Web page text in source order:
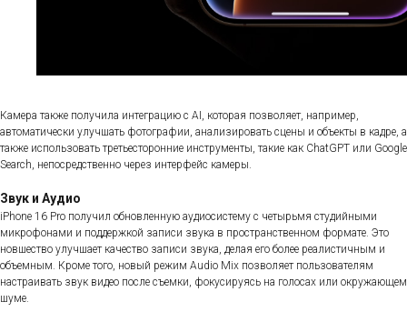
Камера также получила интеграцию с AI, которая позволяет, например,
автоматически улучшать фотографии, анализировать сцены и объекты в кадре, а
также использовать третьесторонние инструменты, такие как ChatGPT или Google
Search, непосредственно через интерфейс камеры.
Звук и Аудио
iPhone 16 Pro получил обновленную аудиосистему с четырьмя студийными
микрофонами и поддержкой записи звука в пространственном формате. Это
новшество улучшает качество записи звука, делая его более реалистичным и
объемным. Кроме того, новый режим Audio Mix позволяет пользователям
настраивать звук видео после съемки, фокусируясь на голосах или окружающем
шуме.